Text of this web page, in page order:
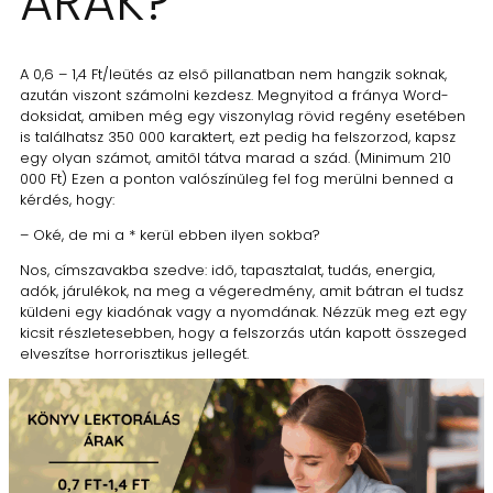
A 0,6 – 1,4 Ft/leütés az első pillanatban nem hangzik soknak,
azután viszont számolni kezdesz. Megnyitod a fránya Word-
doksidat, amiben még egy viszonylag rövid regény esetében
is találhatsz 350 000 karaktert, ezt pedig ha felszorzod, kapsz
egy olyan számot, amitől tátva marad a szád. (Minimum 210
000 Ft) Ezen a ponton valószínűleg fel fog merülni benned a
kérdés, hogy:
– Oké, de mi a * kerül ebben ilyen sokba?
Nos, címszavakba szedve: idő, tapasztalat, tudás, energia,
adók, járulékok, na meg a végeredmény, amit bátran el tudsz
küldeni egy kiadónak vagy a nyomdának. Nézzük meg ezt egy
kicsit részletesebben, hogy a felszorzás után kapott összeged
elveszítse horrorisztikus jellegét.